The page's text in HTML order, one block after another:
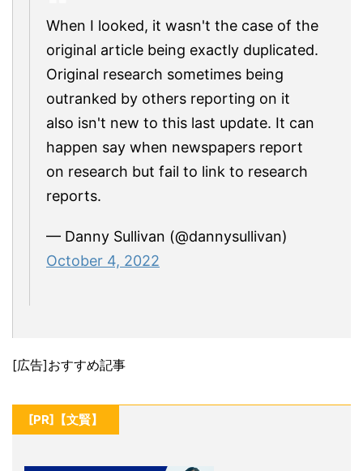
When I looked, it wasn't the case of the
original article being exactly duplicated.
Original research sometimes being
outranked by others reporting on it
also isn't new to this last update. It can
happen say when newspapers report
on research but fail to link to research
reports.
— Danny Sullivan (@dannysullivan)
October 4, 2022
[広告]おすすめ記事
[PR]【文賢】